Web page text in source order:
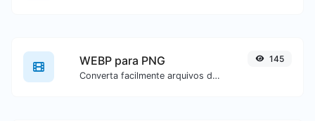
WEBP para PNG
Converta facilmente arquivos de imagem WEBP para PNG.
145